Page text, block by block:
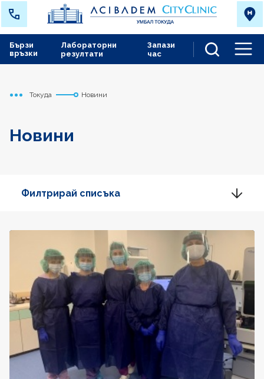
Лабораторни
резултати
Запази
час
Бързи
връзки
Начало
Токуда Новини
Новини
Филтрирай списъка